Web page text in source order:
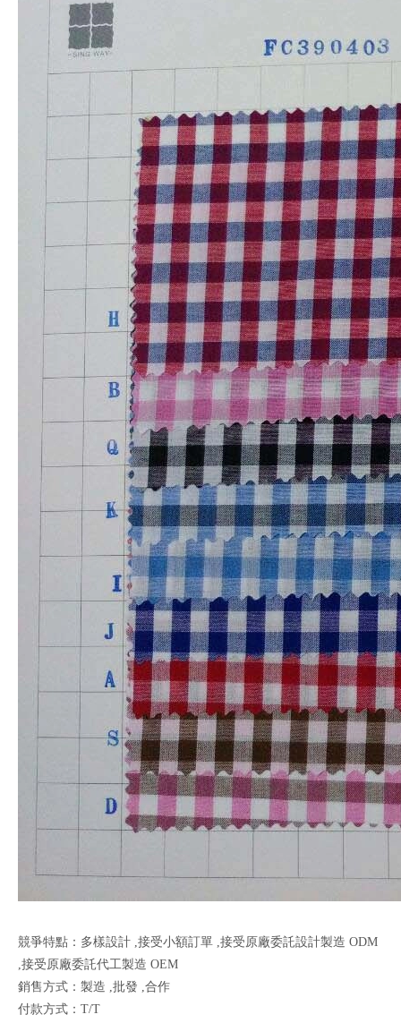
競爭特點：多樣設計 ,接受小額訂單 ,接受原廠委託設計製造 ODM
,接受原廠委託代工製造 OEM
銷售方式：製造 ,批發 ,合作
付款方式：T/T